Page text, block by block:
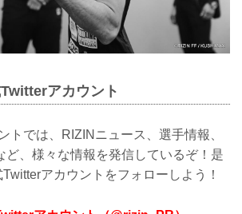
アカウント
トでは、RIZINニュース、選手情報、
ど、様々な情報を発信しているぞ！是
アカウントをフォローしよう！